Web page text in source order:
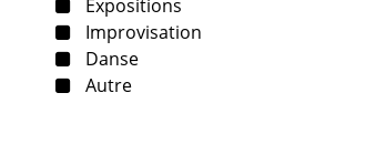
Expositions
Improvisation
Danse
Autre